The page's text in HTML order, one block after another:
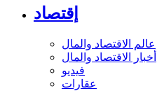
إقتصاد
عالم الاقتصاد والمال
أخبار الاقتصاد والمال
فيديو
عقارات